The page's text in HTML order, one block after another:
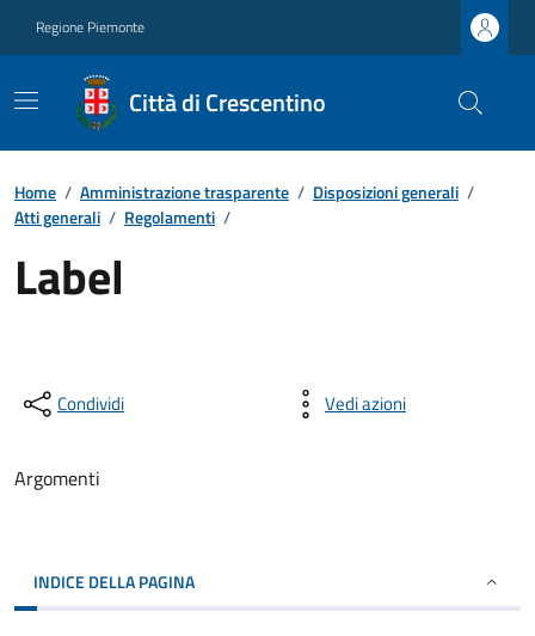
Regione Piemonte
Città di Crescentino
Home / Amministrazione trasparente / Disposizioni generali /
Atti generali / Regolamenti /
Label
Condividi Vedi azioni
Argomenti
INDICE DELLA PAGINA